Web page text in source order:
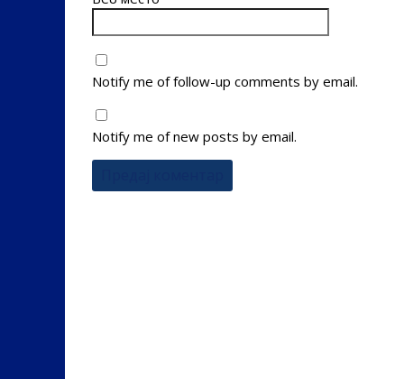
Notify me of follow-up comments by email.
Notify me of new posts by email.